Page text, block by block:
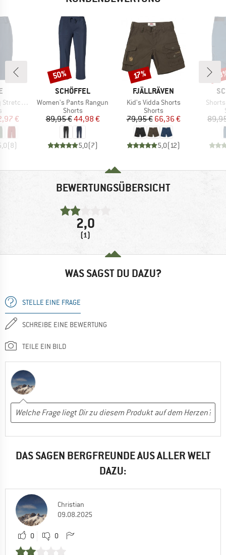
Shorts II
Preis
€
(8)
MARKE
SCHÖFFEL
Artikel
Women's Pants Rangun
Produktgruppe
Shorts
Preis
89,95 €reduzierter Preis
44,98 €
5,0(7)
Rabatt
50%
MARKE
FJÄLLRÄVEN
Artikel
Kid's Vidda Shorts
Produktgruppe
Shorts
Preis
79,95 €reduzierter Preis
66,36 €
5,0(12)
Rabatt
17%
Artikel
BEWERTUNGSÜBERSICHT
2,0
(1)
WAS SAGST DU DAZU?
STELLE EINE FRAGE
SCHREIBE EINE BEWERTUNG
TEILE EIN BILD
DAS SAGEN BERGFREUNDE AUS ALLER WELT
DAZU:
Christian
09.08.2025
0 0